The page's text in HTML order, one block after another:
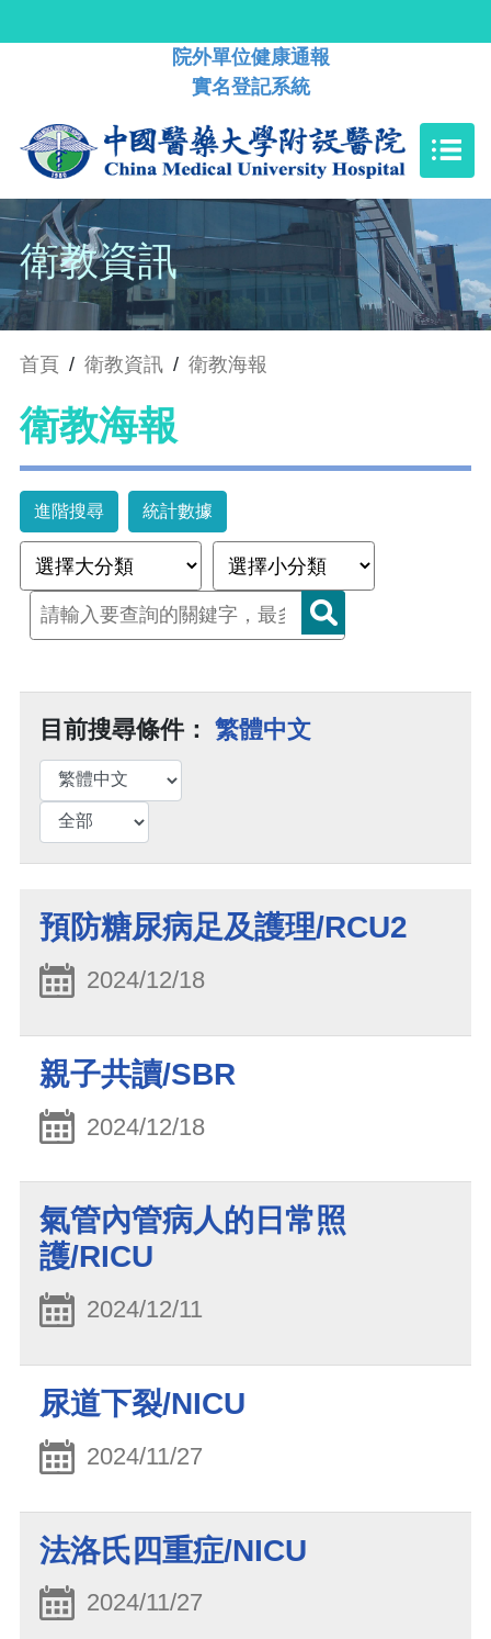
院外單位健康通報
實名登記系統
衛教資訊
首頁 / 衛教資訊 / 衛教海報
衛教海報
進階搜尋 統計數據
目前搜尋條件： 繁體中文
預防糖尿病足及護理/RCU2
2024/12/18
親子共讀/SBR
2024/12/18
氣管內管病人的日常照
護/RICU
2024/12/11
尿道下裂/NICU
2024/11/27
法洛氏四重症/NICU
2024/11/27